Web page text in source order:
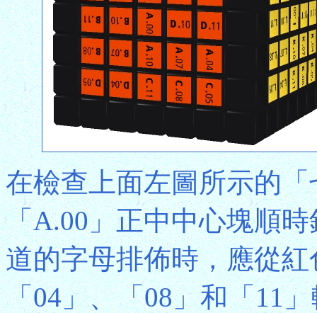
在檢查上面左圖所示的
「A.00」正中中心塊順
道的字母排佈時，應從
「04」、「08」和「11